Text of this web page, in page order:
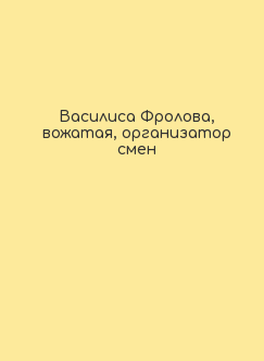
Василиса Фролова,
вожатая, организатор
смен